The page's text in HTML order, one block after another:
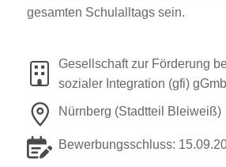
gesamten Schulalltags sein.
Gesellschaft zur Förderung
sozialer Integration (gfi)
Nürnberg (Stadtteil Bleiweiß)
Bewerbungsschluss: